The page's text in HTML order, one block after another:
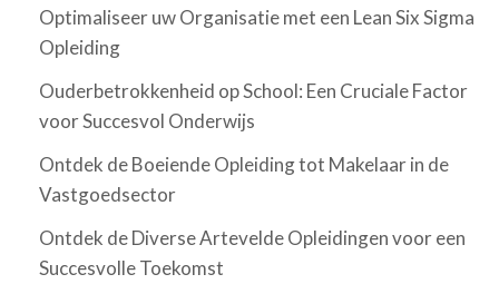
Optimaliseer uw Organisatie met een Lean Six Sigma
Opleiding
Ouderbetrokkenheid op School: Een Cruciale Factor
voor Succesvol Onderwijs
Ontdek de Boeiende Opleiding tot Makelaar in de
Vastgoedsector
Ontdek de Diverse Artevelde Opleidingen voor een
Succesvolle Toekomst